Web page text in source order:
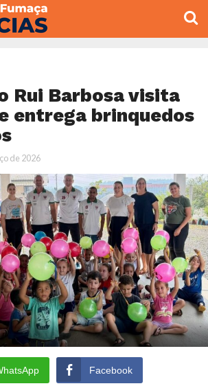
Rui Barbosa visita
entrega brinquedos
de 2026
Facebook